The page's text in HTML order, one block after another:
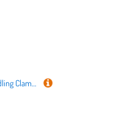
Hamster Clips, Hedgehog Handling Clamps with Anti-Bite Design, Ergonomic Escape-Proof Grippers for Guinea Pig, Gerbil, Bunny, Cage Care, Small Pet Grooming Use, 12.2x2.76 Inches